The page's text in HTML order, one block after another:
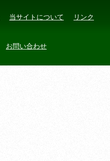
当サイトについて リンク
お問い合わせ